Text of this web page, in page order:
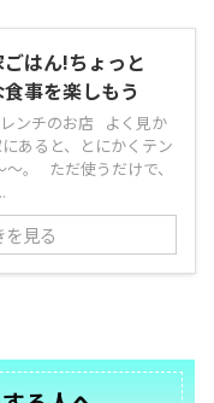
はん!ちょっと
事を楽しもう
ンチのお店 よく見か
あると、とにかくテン
。 ただ使うだけで、
を見る